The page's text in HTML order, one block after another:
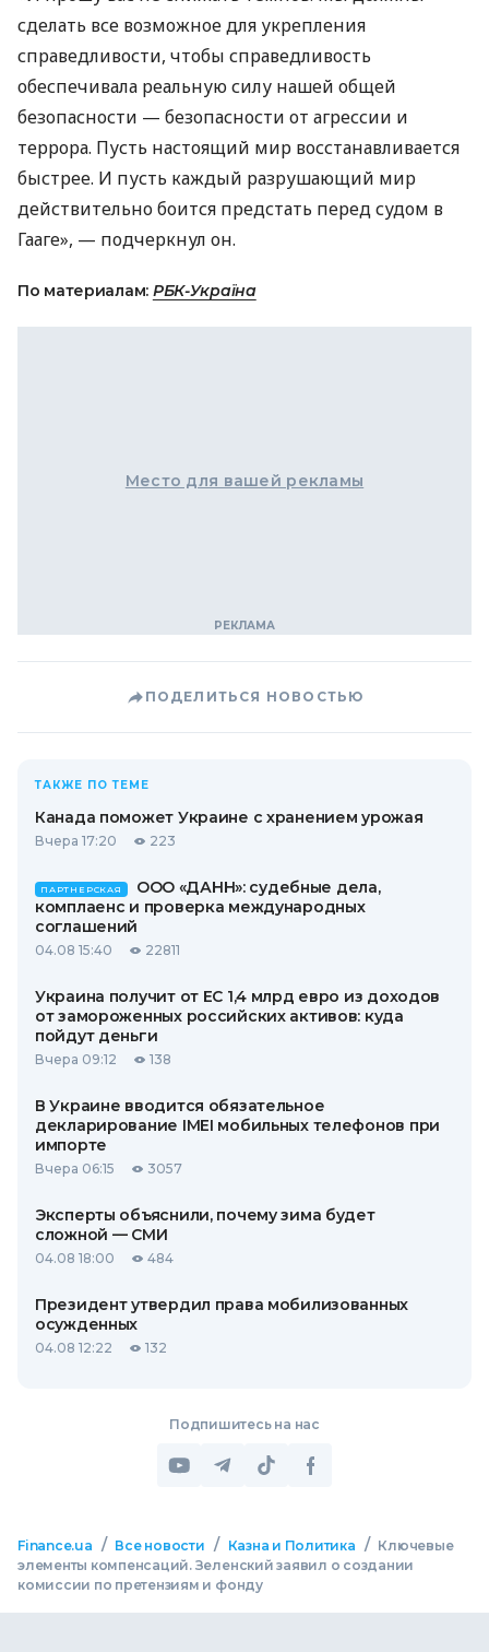
сделать все возможное для укрепления
справедливости, чтобы справедливость
обеспечивала реальную силу нашей общей
безопасности — безопасности от агрессии и
террора. Пусть настоящий мир восстанавливается
быстрее. И пусть каждый разрушающий мир
действительно боится предстать перед судом в
Гааге», — подчеркнул он.
По материалам: РБК-Україна
Место для вашей рекламы
ПОДЕЛИТЬСЯ НОВОСТЬЮ
ТАКЖЕ ПО ТЕМЕ
Канада поможет Украине с хранением урожая
Вчера 17:20 223
ПАРТНЕРСКАЯ
ООО «ДАНН»: судебные дела,
комплаенс и проверка международных
соглашений
04.08 15:40 22811
Украина получит от ЕС 1,4 млрд евро из доходов
от замороженных российских активов: куда
пойдут деньги
Вчера 09:12 138
В Украине вводится обязательное
декларирование IMEI мобильных телефонов при
импорте
Вчера 06:15 3057
Эксперты объяснили, почему зима будет
сложной — СМИ
04.08 18:00 484
Президент утвердил права мобилизованных
осужденных
04.08 12:22 132
Подпишитесь на нас
Finance.ua / Все новости / Казна и Политика / Ключевые
элементы компенсаций. Зеленский заявил о создании
комиссии по претензиям и фонду